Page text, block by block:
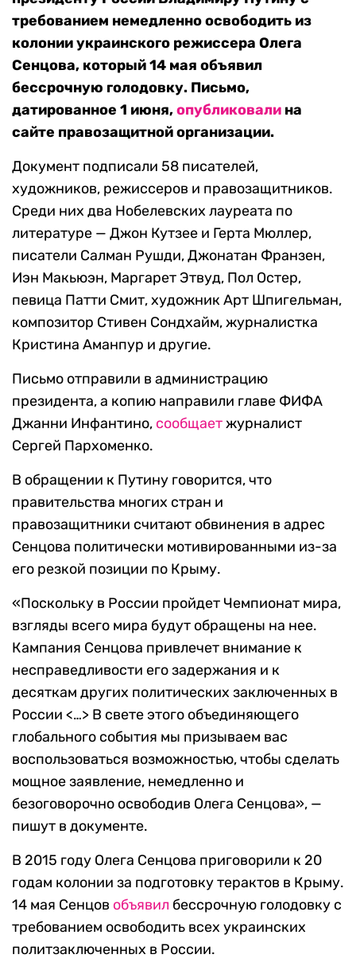
требованием немедленно освободить из
колонии украинского режиссера Олега
Сенцова, который 14 мая объявил
бессрочную голодовку. Письмо,
датированное 1 июня,опубликовали на
сайте правозащитной организации.
Документ подписали 58 писателей,
художников, режиссеров и правозащитников.
Среди них два Нобелевских лауреата по
литературе — Джон Кутзее и Герта Мюллер,
писатели Салман Рушди, Джонатан Франзен,
Иэн Макьюэн, Маргарет Этвуд, Пол Остер,
певица Патти Смит, художник Арт Шпигельман,
композитор Стивен Сондхайм, журналистка
Кристина Аманпур и другие.
Письмо отправили в администрацию
президента, а копию направили главе ФИФА
Джанни Инфантино, сообщаетжурналист
Сергей Пархоменко.
В обращении к Путину говорится, что
правительства многих стран и
правозащитники считают обвинения в адрес
Сенцова политически мотивированными из-за
его резкой позиции по Крыму.
«Поскольку в России пройдет Чемпионат мира,
взгляды всего мира будут обращены на нее.
Кампания Сенцова привлечет внимание к
несправедливости его задержания и к
десяткам других политических заключенных в
России <…> В свете этого объединяющего
глобального события мы призываем вас
воспользоваться возможностью, чтобы сделать
мощное заявление, немедленно и
безоговорочно освободив Олега Сенцова», —
пишут в документе.
В 2015 году Олега Сенцова приговорили к 20
годам колонии за подготовку терактов в Крыму.
14 мая Сенцов объявил бессрочную голодовку с
требованием освободить всех украинских
политзаключенных в России.